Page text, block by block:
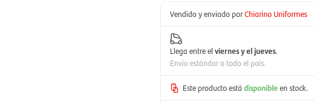
Vendido y enviado porChiarino Uniformes
Llega entre el viernes y el jueves.
Envío estándar a todo el país.
Este producto está disponible en stock.